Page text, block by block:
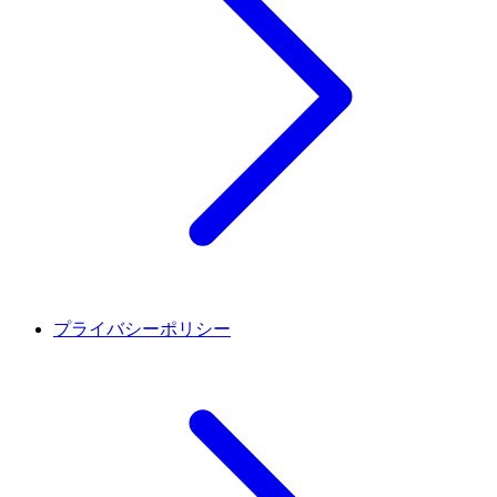
プライバシーポリシー